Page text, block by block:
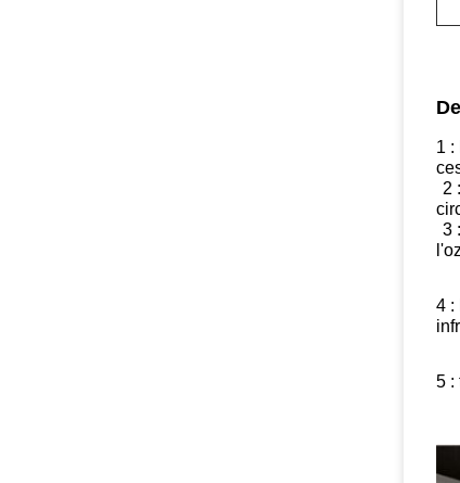
1 :
2
3
4 :
5 :